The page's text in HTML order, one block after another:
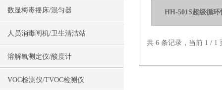
数显梅毒摇床/混匀器
人员消毒闸机/卫生清洁站
溶解氧测定仪/酸度计
VOC检测仪/TVOC检测仪
HH-501S超级循
共 6 条记录，当前 1 /